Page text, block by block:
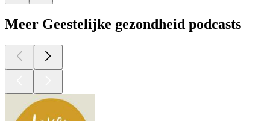
Meer Geestelijke gezondheid podcasts